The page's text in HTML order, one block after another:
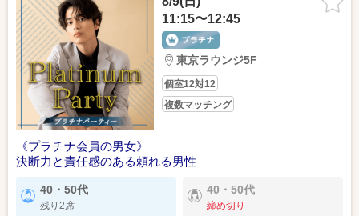
11:15〜12:45
東京ラウンジ5F
個室12対12
複数マッチング
《プラチナ会員の男女》
決断力と責任感のある頼れる男性
40・50代
残り2席
40・50代
締め切り